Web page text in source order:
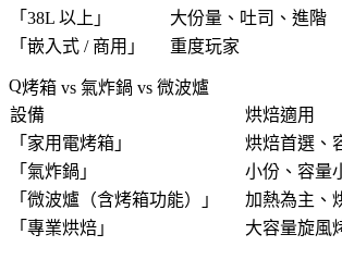
「 38L 以上 」
大份量、吐司、進階
「 嵌入式 / 商用 」 重度玩家
烤箱 vs 氣炸鍋 vs 微波爐
設備
烘焙適用
「 家用電烤箱 」
烘焙首選、
「 氣炸鍋 」
小份、容量
「 微波爐（含烤箱功能） 」
加熱為主、
「 專業烘焙 」 大容量旋風